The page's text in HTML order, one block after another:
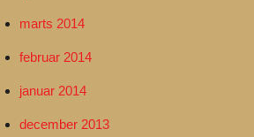
marts 2014
februar 2014
januar 2014
december 2013